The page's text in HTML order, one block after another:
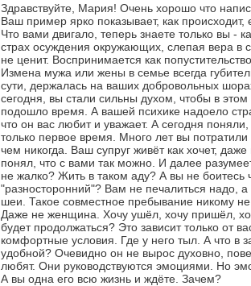
Здравствуйте, Мария! Очень хорошо что
Ваш пример ярко показывает, как происходит,
Что вами двигало, теперь знаете только вы -
страх осуждения окружающих, слепая вера в
не ценит. Воспринимается как попустительство.
Измена мужа или жены в семье всегда
сути, держалась на ваших добровольных
сегодня, вы стали сильны духом, чтобы в
подошло время. А вашей психике надоело
что он вас любит и уважает. А сегодня
только первое время. Много лет вы
чем никогда. Ваш супруг живёт как хочет,
понял, что с вами так можно. И далее
не жалко? Жить в таком аду? А вы не боитесь
"разносторонний"? Вам не печалиться надо,
шеи. Такое совместное пребывание никому
Даже не женщина. Хочу ушёл, хочу пришёл,
будет продолжаться? Это зависит только от
комфортные условия. Где у него тыл. А что в
удобной? Очевидно он не вырос духовно,
любят. Они руководствуются эмоциями. Но
А вы одна его всю жизнь и ждёте. Зачем?